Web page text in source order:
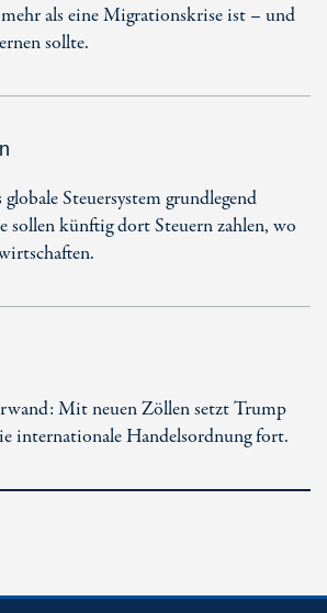
als eine Migrationskrise ist – und
sollte.
Steuersystem grundlegend
sollen künftig dort Steuern zahlen, wo
Mit neuen Zöllen setzt Trump
internationale Handelsordnung fort.